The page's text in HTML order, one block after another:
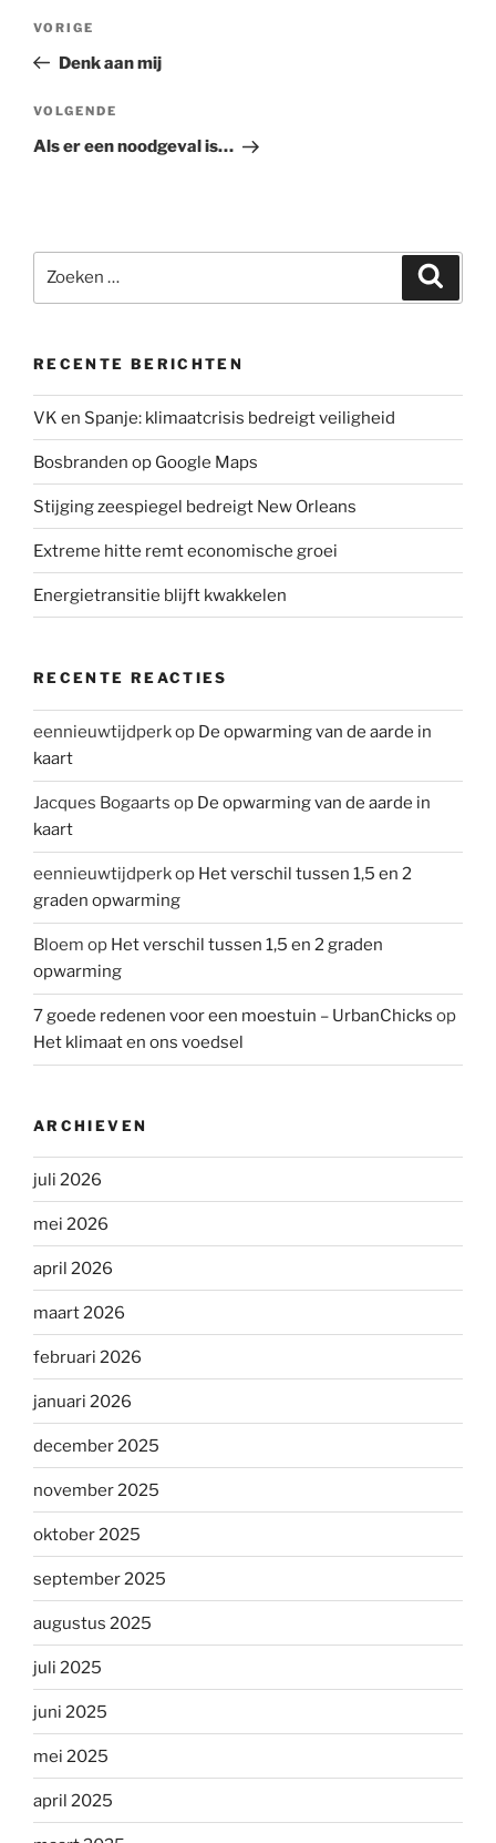
Bericht
Vorig
bericht
VORIGE
Denk aan mij
Volgend
bericht
VOLGENDE
Als er een noodgeval is…
naar:
RECENTE BERICHTEN
VK en Spanje: klimaatcrisis bedreigt veiligheid
Bosbranden op Google Maps
Stijging zeespiegel bedreigt New Orleans
Extreme hitte remt economische groei
Energietransitie blijft kwakkelen
RECENTE REACTIES
eennieuwtijdperkop De opwarming van de aarde in
kaart
Jacques Bogaarts op De opwarming van de aarde in
kaart
eennieuwtijdperkop Het verschil tussen 1,5 en 2
graden opwarming
Bloem op Het verschil tussen 1,5 en 2 graden
opwarming
7 goede redenen voor een moestuin – UrbanChicks op
Het klimaat en ons voedsel
ARCHIEVEN
juli 2026
mei 2026
april 2026
maart 2026
februari 2026
januari 2026
december 2025
november 2025
oktober 2025
september 2025
augustus 2025
juli 2025
juni 2025
mei 2025
april 2025